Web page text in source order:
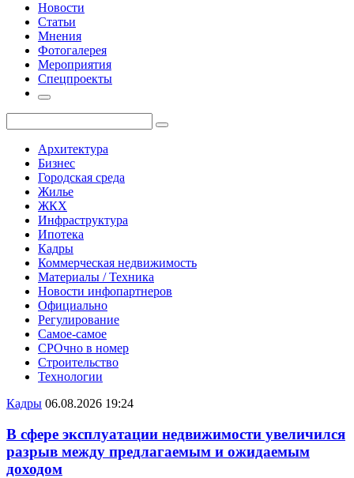
Новости
Статьи
Мнения
Фотогалерея
Мероприятия
Спецпроекты
Архитектура
Бизнес
Городская среда
Жилье
ЖКХ
Инфраструктура
Ипотека
Кадры
Коммерческая недвижимость
Материалы / Техника
Новости инфопартнеров
Официально
Регулирование
Самое-самое
СРОчно в номер
Строительство
Технологии
Кадры 06.08.2026 19:24
В сфере эксплуатации недвижимости увеличился
разрыв между предлагаемым и ожидаемым
доходом